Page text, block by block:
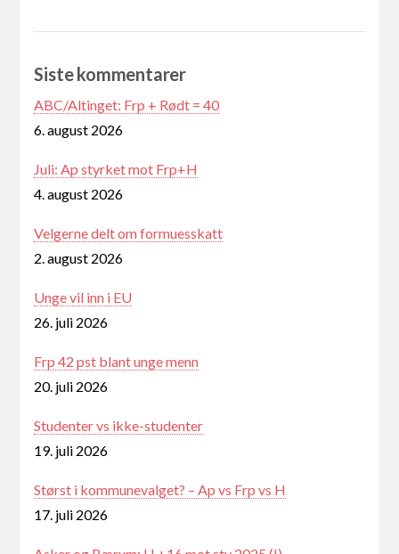
Siste kommentarer
ABC/Altinget: Frp + Rødt = 40
6. august 2026
Juli: Ap styrket mot Frp+H
4. august 2026
Velgerne delt om formuesskatt
2. august 2026
Unge vil inn i EU
26. juli 2026
Frp 42 pst blant unge menn
20. juli 2026
Studenter vs ikke-studenter
19. juli 2026
Størst i kommunevalget? – Ap vs Frp vs H
17. juli 2026